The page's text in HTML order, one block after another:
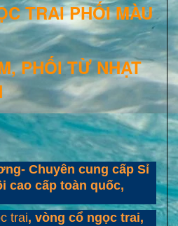
TRAI PHỐI MÀU
PHỐI TỪ NHẠT
Chuyên cung cấp Sỉ
cao cấp toàn quốc,
trai, vòng cổ ngọc trai,